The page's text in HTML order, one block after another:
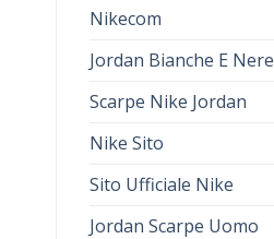
Nikecom
Jordan Bianche E Nere
Scarpe Nike Jordan
Nike Sito
Sito Ufficiale Nike
Jordan Scarpe Uomo